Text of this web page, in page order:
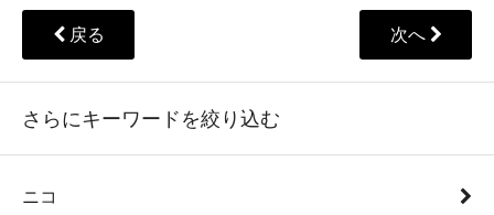
戻る 次へ
さらにキーワードを絞り込む
ニコ